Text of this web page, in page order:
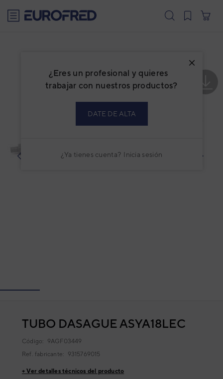
¿Eres un profesional y quieres
trabajar con nuestros productos?
DATE DE ALTA
¿Ya tienes cuenta? Inicia sesión
TUBO DASAGUE ASYA18LEC
Código: 9AGF03449
Ref. fabricante: 9315769015
+ Ver detalles técnicos del producto